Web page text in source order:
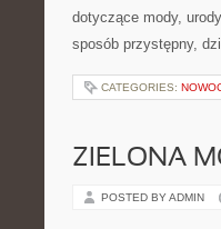
dotyczące mody,
sposób przystępny,
CATEGORIES:
ZIELONA
POSTED BY ADMIN